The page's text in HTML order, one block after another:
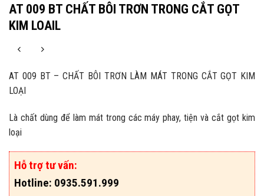
AT 009 BT CHẤT BÔI TRƠN TRONG CẮT GỌT
KIM LOAIL
AT 009 BT – CHẤT BÔI TRƠN LÀM MÁT TRONG CẮT GỌT KIM
LOẠI
Là chất dùng để làm mát trong các máy phay, tiện và cắt gọt kim
loại
Hỗ trợ tư vấn:
Hotline: 0935.591.999